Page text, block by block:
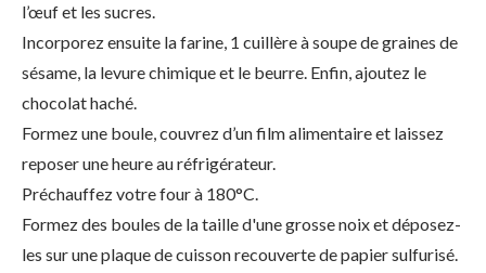
l’œuf et les sucres.
Incorporez ensuite la farine, 1 cuillère à soupe de graines de
sésame, la levure chimique et le beurre. Enfin, ajoutez le
chocolat haché.
Formez une boule, couvrez d’un film alimentaire et laissez
reposer une heure au réfrigérateur.
Préchauffez votre four à 180°C.
Formez des boules de la taille d'une grosse noix et déposez-
les sur une plaque de cuisson recouverte de papier sulfurisé.